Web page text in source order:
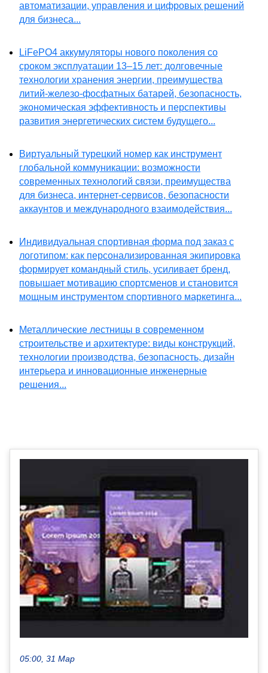
автоматизации, управления и цифровых решений
для бизнеса...
LiFePO4 аккумуляторы нового поколения со
сроком эксплуатации 13–15 лет: долговечные
технологии хранения энергии, преимущества
литий-железо-фосфатных батарей, безопасность,
экономическая эффективность и перспективы
развития энергетических систем будущего...
Виртуальный турецкий номер как инструмент
глобальной коммуникации: возможности
современных технологий связи, преимущества
для бизнеса, интернет-сервисов, безопасности
аккаунтов и международного взаимодействия...
Индивидуальная спортивная форма под заказ с
логотипом: как персонализированная экипировка
формирует командный стиль, усиливает бренд,
повышает мотивацию спортсменов и становится
мощным инструментом спортивного маркетинга...
Металлические лестницы в современном
строительстве и архитектуре: виды конструкций,
технологии производства, безопасность, дизайн
интерьера и инновационные инженерные
решения...
05:00, 31 Мар